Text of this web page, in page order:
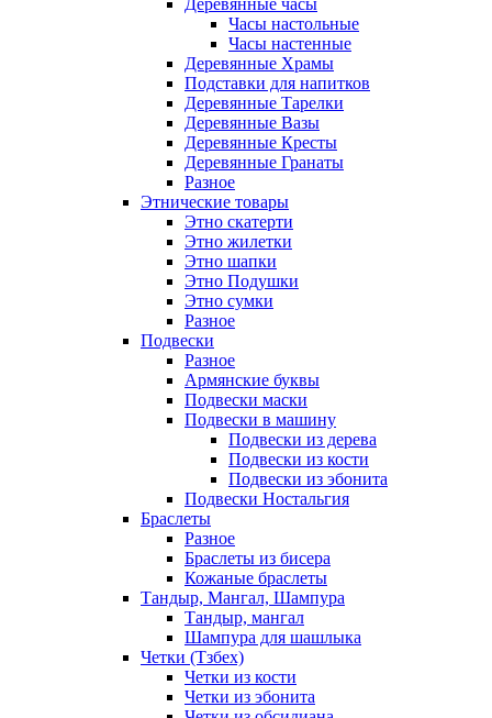
Деревянные часы
Часы настольные
Часы настенные
Деревянные Храмы
Подставки для напитков
Деревянные Тарелки
Деревянные Вазы
Деревянные Кресты
Деревянные Гранаты
Разное
Этнические товары
Этно скатерти
Этно жилетки
Этно шапки
Этно Подушки
Этно сумки
Разное
Подвески
Разное
Армянские буквы
Подвески маски
Подвески в машину
Подвески из дерева
Подвески из кости
Подвески из эбонита
Подвески Ностальгия
Браслеты
Разное
Браслеты из бисера
Кожаные браслеты
Тандыр, Мангал, Шампура
Тандыр, мангал
Шампура для шашлыка
Четки (Тзбех)
Четки из кости
Четки из эбонита